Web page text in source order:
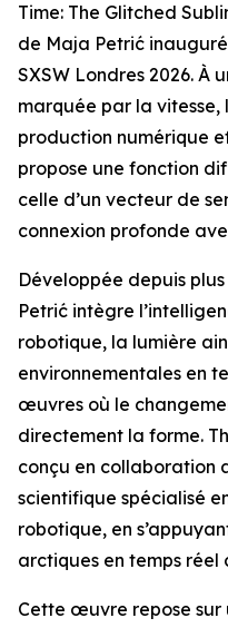
Time: The Glitched
de Maja Petrić
SXSW Londres 2026. À
marquée par la vitesse,
production numérique
propose une fonction
celle d’un vecteur de
connexion profonde
Développée depuis
Petrić intègre
robotique, la lumière
environnementales en
œuvres où le
directement la forme.
conçu en collaboration
scientifique spécialisé
robotique, en
arctiques en temps
Cette œuvre repose sur